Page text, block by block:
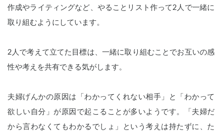
作成やライティングなど、やることリスト作って2人で一緒に
取り組むようにしています。
2人で考えて 立てた目標は、 一緒に取り組むことでお互いの感
性や考えを共有できる気がします。
夫婦げんかの原因は「わかってくれない相手」と「わかって
欲しい自分」が原因で起こることが多いようです。「夫婦だ
から言わなくてもわかるでしょ」という考えは持たずに、た